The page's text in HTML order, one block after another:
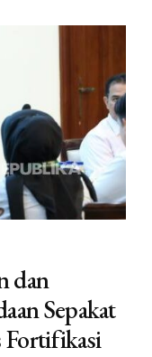
dan
Sepakat
Fortifikasi